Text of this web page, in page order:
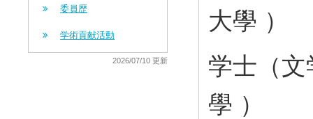
委員歴
学術貢献活動
2026/07/10 更新
大學 ）
学士（
學 ）